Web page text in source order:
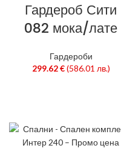
Гардероб Сити
082 мока/лате
Гардероби
299.62€ (586.01 лв.)